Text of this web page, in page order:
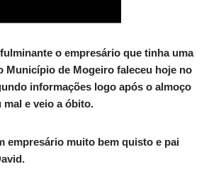
o empresário que tinha uma
Município de Mogeiro faleceu hoje no
informações logo após o almoço
e veio a óbito.
empresário muito bem quisto e pai